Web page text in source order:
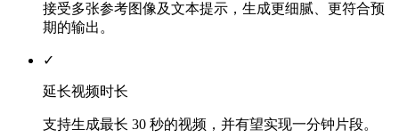
接受多张参考图像及文本提示，生成更细腻、更符合预
期的输出。
✓
延长视频时长
支持生成最长 30 秒的视频，并有望实现一分钟片段。